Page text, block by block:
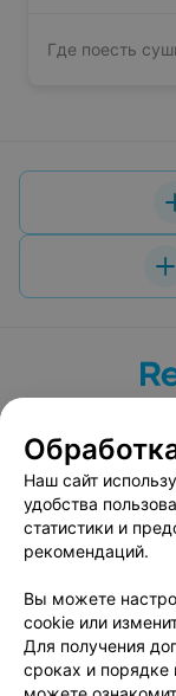
Где поесть
Вакансии
Публичный
Наш сайт
удобства
статистики и
рекомендаций.
Вы можете
cookie или
Для получения
сроках и порядке